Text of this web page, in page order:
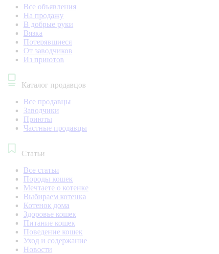
Все объявления
На продажу
В добрые руки
Вязка
Потерявшиеся
От заводчиков
Из приютов
Каталог продавцов
Все продавцы
Заводчики
Приюты
Частные продавцы
Статьи
Все статьи
Породы кошек
Мечтаете о котенке
Выбираем котенка
Котенок дома
Здоровье кошек
Питание кошек
Поведение кошек
Уход и содержание
Новости